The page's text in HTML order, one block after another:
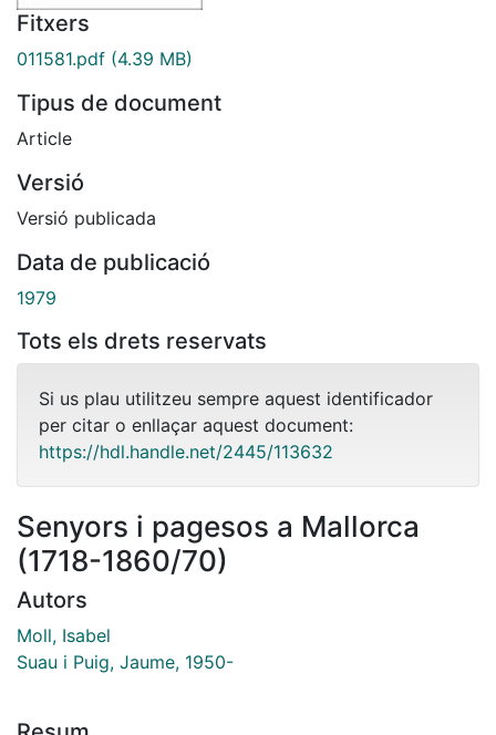
Fitxers
011581.pdf (4.39 MB)
Tipus de document
Article
Versió
Versió publicada
Data de publicació
1979
Tots els drets reservats
Si us plau utilitzeu sempre aquest identificador
per citar o enllaçar aquest document:
https://hdl.handle.net/2445/113632
Senyors i pagesos a Mallorca
(1718-1860/70)
Autors
Moll, Isabel
Suau i Puig, Jaume, 1950-